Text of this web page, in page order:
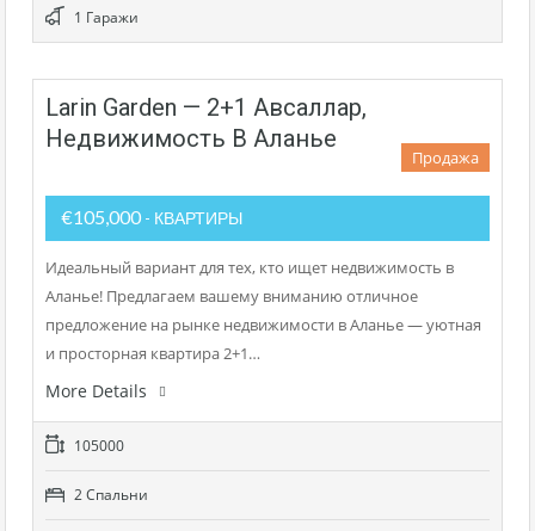
1 Гаражи
Larin Garden — 2+1 Авсаллар,
Недвижимость В Аланье
Продажа
€105,000 - КВАРТИРЫ
Идеальный вариант для тех, кто ищет недвижимость в
Аланье! Предлагаем вашему вниманию отличное
предложение на рынке недвижимости в Аланье — уютная
и просторная квартира 2+1…
More Details
105000
2 Cпальни